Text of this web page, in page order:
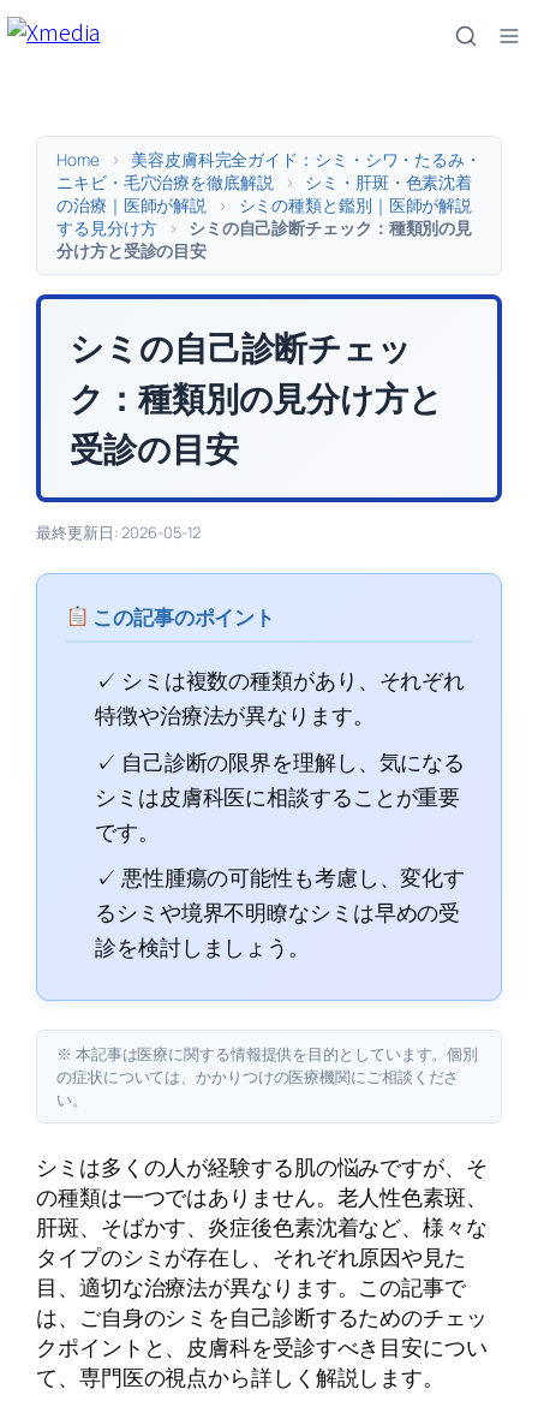
内
Home >
美容皮膚科完全ガイド：シミ・シワ・たるみ・
ニキビ・毛穴治療を徹底解説
>
シミ・肝斑・色素沈着
の治療｜医師が解説
>
シミの種類と鑑別｜医師が解説
する見分け方
>
シミの自己診断チェック：種類別の見
分け方と受診の目安
シミの自己診断チェッ
ク：種類別の見分け方と
受診の目安
最終更新日: 2026-05-12
この記事のポイント
✓ シミは複数の種類があり、それぞれ
特徴や治療法が異なります。
✓ 自己診断の限界を理解し、気になる
シミは皮膚科医に相談することが重要
です。
✓ 悪性腫瘍の可能性も考慮し、変化す
るシミや境界不明瞭なシミは早めの受
診を検討しましょう。
※ 本記事は医療に関する情報提供を目的としています。個別
の症状については、かかりつけの医療機関にご相談くださ
い。
シミは多くの人が経験する肌の悩みですが、そ
の種類は一つではありません。老人性色素斑、
肝斑、そばかす、炎症後色素沈着など、様々な
タイプのシミが存在し、それぞれ原因や見た
目、適切な治療法が異なります。この記事で
は、ご自身のシミを自己診断するためのチェッ
クポイントと、皮膚科を受診すべき目安につい
て、専門医の視点から詳しく解説します。